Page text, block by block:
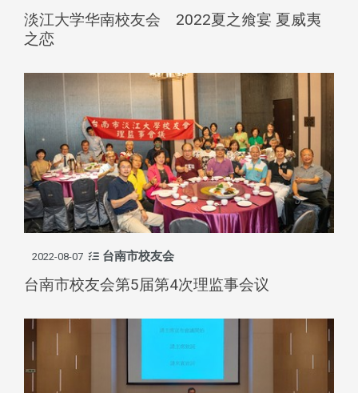
淡江大学华南校友会 2022夏之飨宴 夏威夷
之恋
2022-08-07 台南市校友会
台南市校友会第5届第4次理监事会议